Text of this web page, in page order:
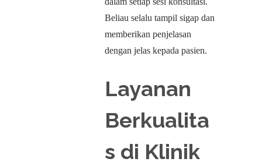
Beliau selalu tampil sigap dan
memberikan penjelasan
dengan jelas kepada pasien.
Layanan
Berkualita
s di Klinik